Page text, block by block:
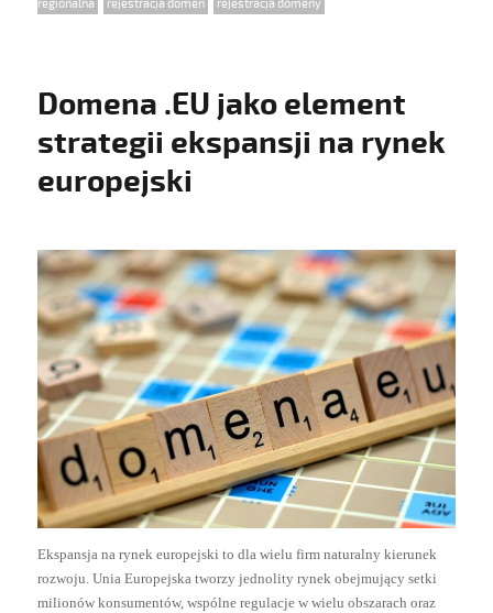
regionalna
rejestracja domen rejestracja domeny
Domena .EU jako element
strategii ekspansji na rynek
europejski
Ekspansja na rynek europejski to dla wielu firm naturalny kierunek
rozwoju. Unia Europejska tworzy jednolity rynek obejmujący setki
milionów konsumentów, wspólne regulacje w wielu obszarach oraz